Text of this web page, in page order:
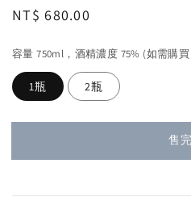
Regular
NT$ 680.00
容量 750ml，酒精濃度 75% (如需購
1瓶 2瓶
售完